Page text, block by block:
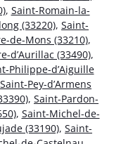
, Saint-Romain-la-
(33220), Saint-
de-Mons (33210),
d’Aurillac (33490),
Philippe-d’Aiguille
Saint-Pey-d’Armens
, Saint-Pardon-
, Saint-Michel-de-
(33190), Saint-